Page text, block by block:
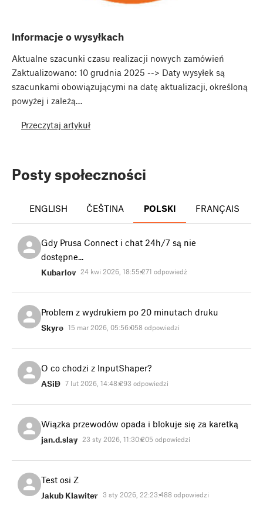
Informacje o wysyłkach
Aktualne szacunki czasu realizacji nowych zamówień
Zaktualizowano: 10 grudnia 2025 --> Daty wysyłek są
szacunkami obowiązującymi na datę aktualizacji, określoną
powyżej i zależą…
Przeczytaj artykuł
Posty społeczności
ENGLISH ČEŠTINA POLSKI FRANÇAIS
Gdy Prusa Connect i chat 24h/7 są nie
dostępne...
Kubarlov 24 kwi 2026, 18:55:271 odpowiedź
Problem z wydrukiem po 20 minutach druku
Skyro 15 mar 2026, 05:56:058 odpowiedzi
O co chodzi z InputShaper?
ASiD 7 lut 2026, 14:48:293 odpowiedzi
Wiązka przewodów opada i blokuje się za karetką
jan.d.slay 23 sty 2026, 11:30:205 odpowiedzi
Test osi Z
Jakub Klawiter 3 sty 2026, 22:23:488 odpowiedzi